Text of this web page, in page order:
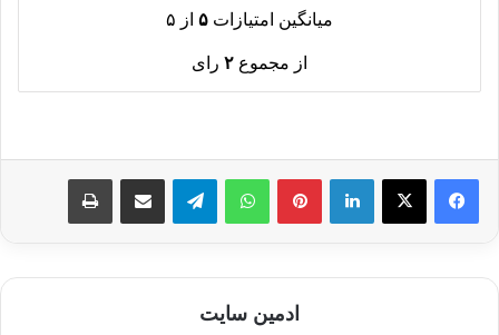
میانگین امتیازات ۵ از ۵
از مجموع ۲ رای
لینکدین پینترستواتس آپ تلگرام اشتراک گذاری از طریق ایمیل چاپ
ادمین سایت